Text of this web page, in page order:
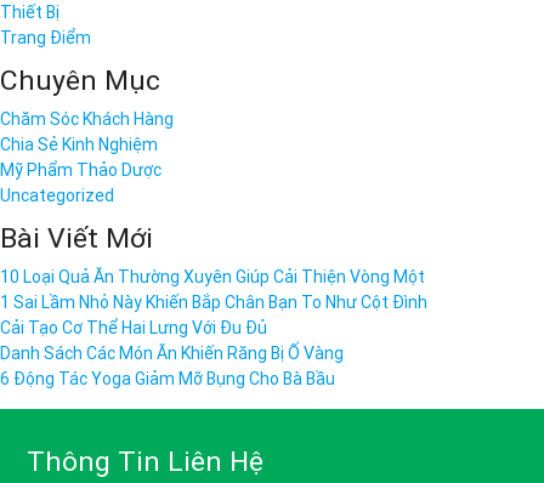
Thiết Bị
Trang Điểm
Chuyên Mục
Chăm Sóc Khách Hàng
Chia Sẻ Kinh Nghiệm
Mỹ Phẩm Thảo Dược
Uncategorized
Bài Viết Mới
10 Loại Quả Ăn Thường Xuyên Giúp Cải Thiện Vòng Một
1 Sai Lầm Nhỏ Này Khiến Bắp Chân Bạn To Như Cột Đình
Cải Tạo Cơ Thể Hai Lưng Với Đu Đủ
Danh Sách Các Món Ăn Khiến Răng Bị Ố Vàng
6 Động Tác Yoga Giảm Mỡ Bụng Cho Bà Bầu
Thông Tin Liên Hệ